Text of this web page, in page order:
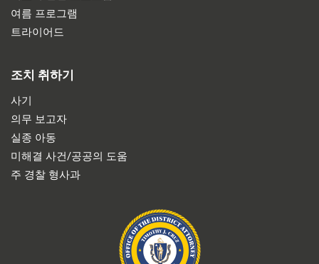
여름 프로그램
트라이어드
조치 취하기
사기
의무 보고자
실종 아동
미해결 사건/공공의 도움
주 경찰 형사과